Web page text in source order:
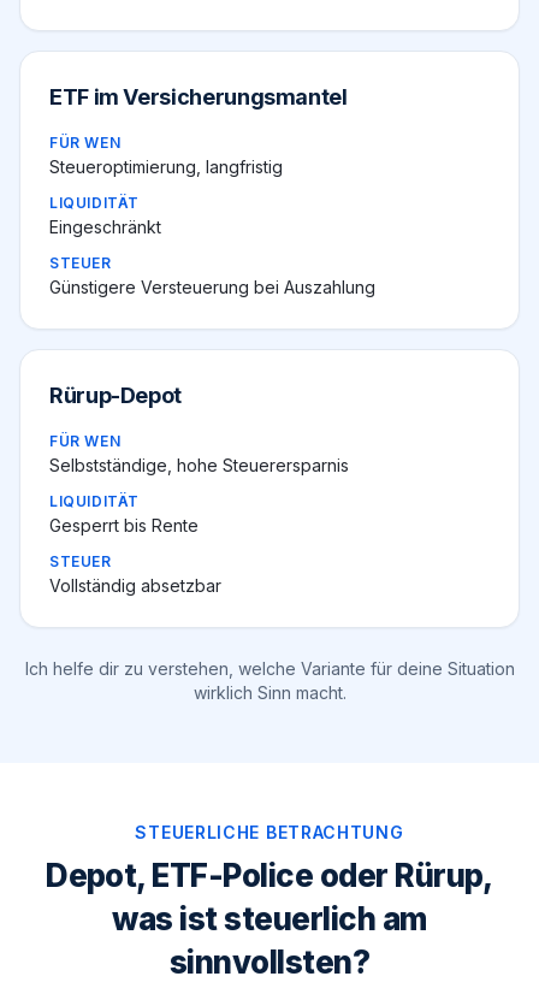
ETF im Versicherungsmantel
FÜR WEN
Steueroptimierung, langfristig
LIQUIDITÄT
Eingeschränkt
STEUER
Günstigere Versteuerung bei Auszahlung
Rürup-Depot
FÜR WEN
Selbstständige, hohe Steuerersparnis
LIQUIDITÄT
Gesperrt bis Rente
STEUER
Vollständig absetzbar
Ich helfe dir zu verstehen, welche Variante für deine Situation
wirklich Sinn macht.
STEUERLICHE BETRACHTUNG
Depot, ETF-Police oder Rürup,
was ist steuerlich am
sinnvollsten?